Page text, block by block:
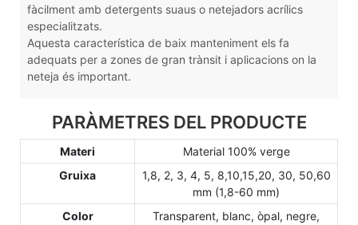
fàcilment amb detergents suaus o netejadors acrílics
especialitzats.
Aquesta característica de baix manteniment els fa
adequats per a zones de gran trànsit i aplicacions on la
neteja és important.
PARÀMETRES DEL PRODUCTE
Materi
Material 100% verge
Gruixa
1,8, 2, 3, 4, 5, 8,10,15,20, 30, 50,60
mm (1,8-60 mm)
Color
Transparent, blanc, òpal, negre,